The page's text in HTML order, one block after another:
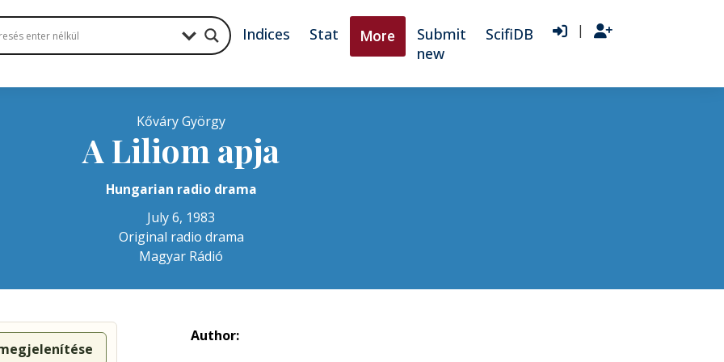
Indices Stat More
Submit
new
ScifiDB |
Kőváry György
A Liliom apja
Hungarian radio drama
July 6, 1983
Original radio drama
Magyar Rádió
Author: